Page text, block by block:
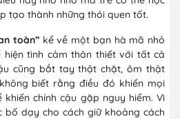
tạo thành những thói quen tốt.
toàn”kể về một bạn hà mã nhỏ
tình cảm thân thiết với tất cả
cũng bắt tay thật chặt, ôm thật
biết rằng điều đó khiến mọi
chính cậu gặp nguy hiểm. Vì
dạy cho cách giữ khoảng cách